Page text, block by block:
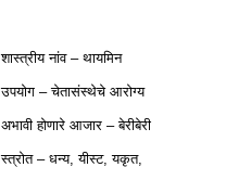
शास्त्रीय नांव – थायमिन
उपयोग – चेतासंस्थेचे आरोग्य
अभावी होणारे आजार – बेरीबेरी
स्त्रोत – धन्य, यीस्ट, यकृत,